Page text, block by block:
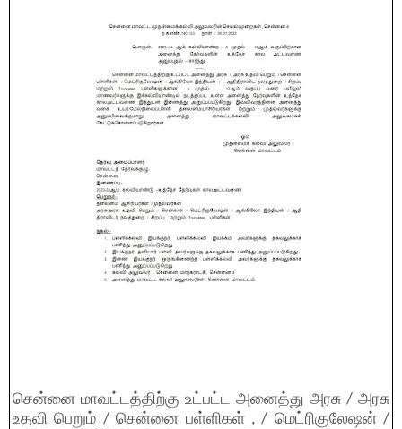
சென்னை மாவட்டத்திற்கு உட்பட்ட அனைத்து அரசு / அரசு
உதவி பெறும் / சென்னை பள்ளிகள் , / மெட்ரிகுலேஷன் /